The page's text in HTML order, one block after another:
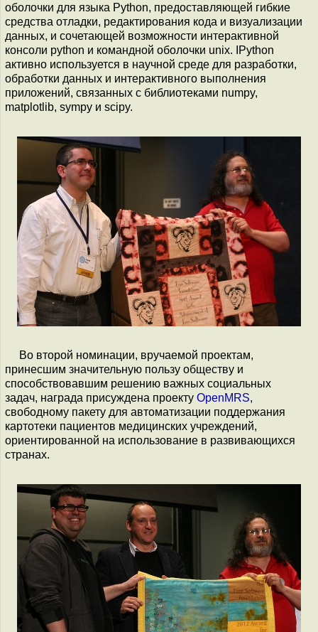
оболочки для языка Python, предоставляющей гибкие
средства отладки, редактирования кода и визуализации
данных, и сочетающей возможности интерактивной
консоли python и командной оболочки unix. IPython
активно используется в научной среде для разработки,
обработки данных и интерактивного выполнения
приложений, связанных с библиотеками numpy,
matplotlib, sympy и scipy.
Во второй номинации, вручаемой проектам,
принесшим значительную пользу обществу и
способствовавшим решению важных социальных
задач, награда присуждена проекту OpenMRS,
свободному пакету для автоматизации поддержания
картотеки пациентов медицинских учреждений,
ориентированной на использование в развивающихся
странах.